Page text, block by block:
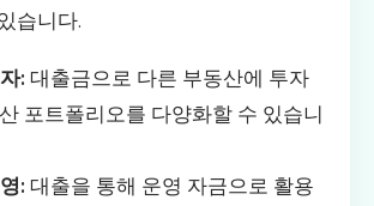
습니다.
: 대출금으로 다른 부동산에 투자
포트폴리오를 다양화할 수 있습니
: 대출을 통해 운영 자금으로 활용